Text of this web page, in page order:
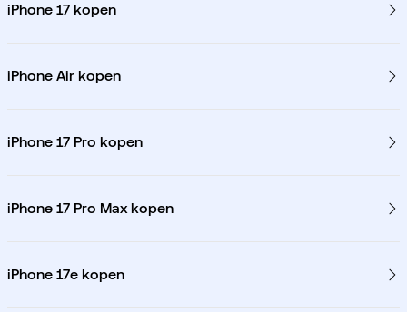
iPhone 17 kopen
iPhone Air kopen
iPhone 17 Pro kopen
iPhone 17 Pro Max kopen
iPhone 17e kopen